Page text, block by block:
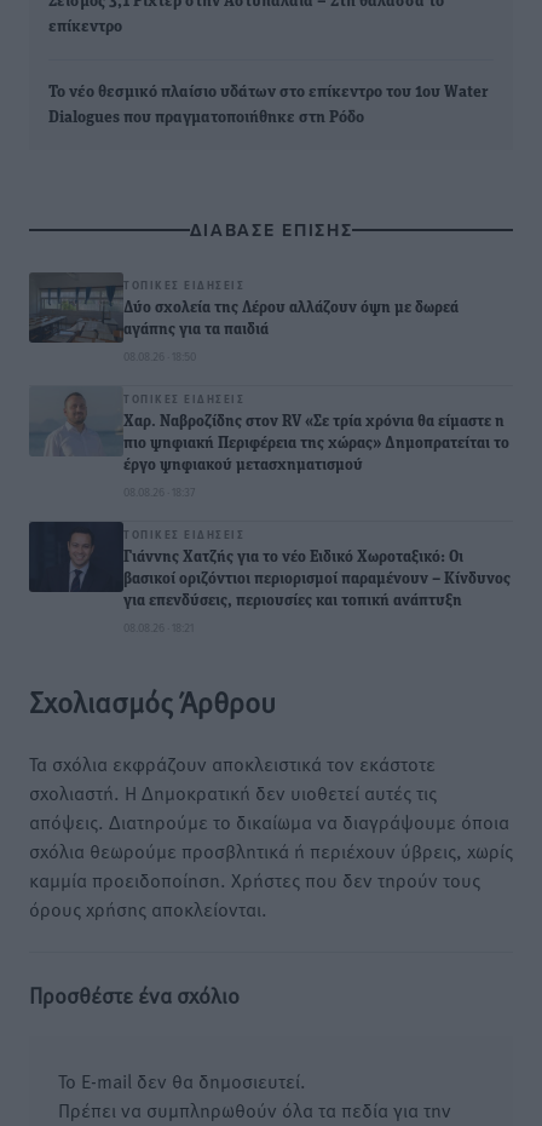
επίκεντρο
Το νέο θεσμικό πλαίσιο υδάτων στο επίκεντρο του 1ου Water
Dialogues που πραγματοποιήθηκε στη Ρόδο
ΔΙΑΒΑΣΕ ΕΠΙΣΗΣ
ΤΟΠΙΚΈΣ ΕΙΔΉΣΕΙΣ
Δύο σχολεία της Λέρου αλλάζουν όψη με δωρεά
αγάπης για τα παιδιά
ΤΟΠΙΚΈΣ ΕΙΔΉΣΕΙΣ
Χαρ. Ναβροζίδης στον RV «Σε τρία χρόνια θα είμαστε η
πιο ψηφιακή Περιφέρεια της χώρας» Δημοπρατείται το
έργο ψηφιακού μετασχηματισμού
08.08.26 · 18:37
ΤΟΠΙΚΈΣ ΕΙΔΉΣΕΙΣ
Γιάννης Χατζής για το νέο Ειδικό Χωροταξικό: Οι
βασικοί οριζόντιοι περιορισμοί παραμένουν – Κίνδυνος
για επενδύσεις, περιουσίες και τοπική ανάπτυξη
Σχολιασμός Άρθρου
Τα σχόλια εκφράζουν αποκλειστικά τον εκάστοτε
σχολιαστή. Η Δημοκρατική δεν υιοθετεί αυτές τις
απόψεις. Διατηρούμε το δικαίωμα να διαγράψουμε όποια
σχόλια θεωρούμε προσβλητικά ή περιέχουν ύβρεις, χωρίς
καμμία προειδοποίηση. Χρήστες που δεν τηρούν τους
όρους χρήσης αποκλείονται.
Προσθέστε ένα σχόλιο
Το E-mail δεν θα δημοσιευτεί.
Πρέπει να συμπληρωθούν όλα τα πεδία για την